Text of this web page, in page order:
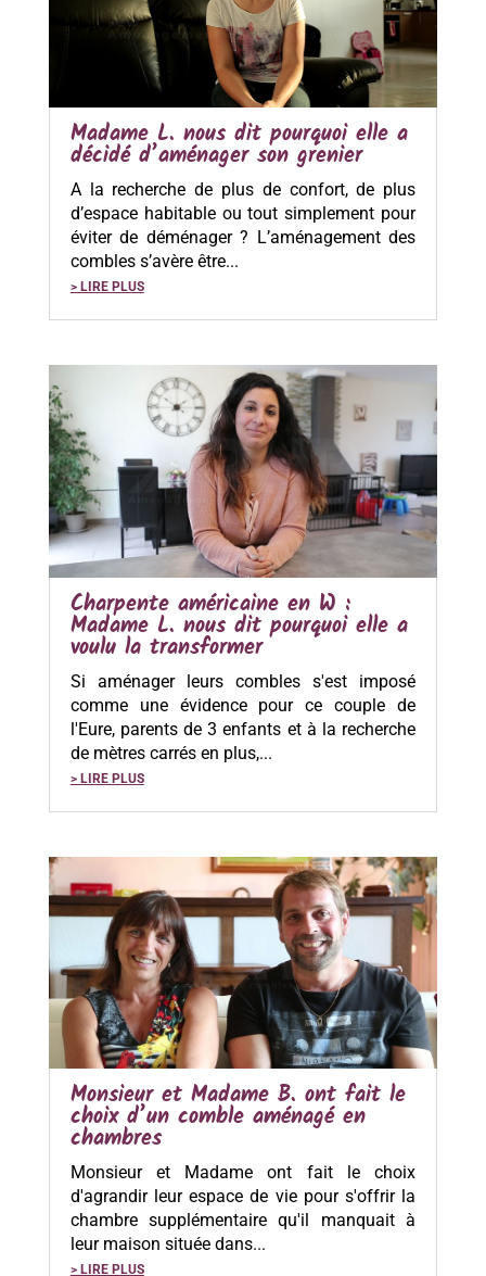
Madame L. nous dit pourquoi elle a
décidé d’aménager son grenier
A la recherche de plus de confort, de plus
d’espace habitable ou tout simplement pour
éviter de déménager ? L’aménagement des
combles s’avère être...
> LIRE PLUS
Charpente américaine en W :
Madame L. nous dit pourquoi elle a
voulu la transformer
Si aménager leurs combles s'est imposé
comme une évidence pour ce couple de
l'Eure, parents de 3 enfants et à la recherche
de mètres carrés en plus,...
> LIRE PLUS
Monsieur et Madame B. ont fait le
choix d’un comble aménagé en
chambres
Monsieur et Madame ont fait le choix
d'agrandir leur espace de vie pour s'offrir la
chambre supplémentaire qu'il manquait à
leur maison située dans...
> LIRE PLUS